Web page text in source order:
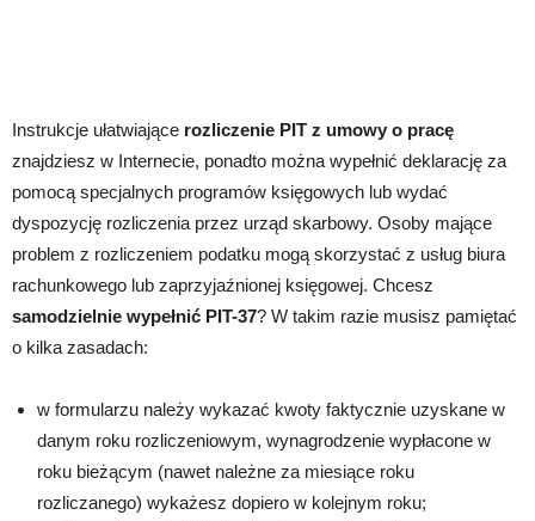
Instrukcje ułatwiające rozliczenie PIT z umowy o pracę
znajdziesz w Internecie, ponadto można wypełnić deklarację za
pomocą specjalnych programów księgowych lub wydać
dyspozycję rozliczenia przez urząd skarbowy. Osoby mające
problem z rozliczeniem podatku mogą skorzystać z usług biura
rachunkowego lub zaprzyjaźnionej księgowej. Chcesz
samodzielnie wypełnić PIT-37? W takim razie musisz pamiętać
o kilka zasadach:
w formularzu należy wykazać kwoty faktycznie uzyskane w
danym roku rozliczeniowym, wynagrodzenie wypłacone w
roku bieżącym (nawet należne za miesiące roku
rozliczanego) wykażesz dopiero w kolejnym roku;